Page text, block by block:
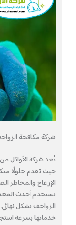
شركة مكافحة
تُعد شركة الأوائل
حيث تقدم حلولًا
الإزعاج والمخاطر
تستخدم أحدث
الزواحف بشكل
خدماتها بسرعة